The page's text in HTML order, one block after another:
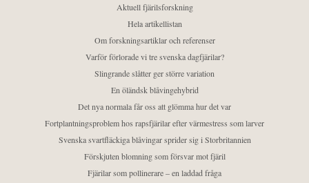
Aktuell fjärilsforskning
Hela artikellistan
Om forskningsartiklar och referenser
Varför förlorade vi tre svenska dagfjärilar?
Slingrande slåtter ger större variation
En öländsk blåvingehybrid
Det nya normala får oss att glömma hur det var
Fortplantningsproblem hos rapsfjärilar efter värmestress som larver
Svenska svartfläckiga blåvingar sprider sig i Storbritannien
Förskjuten blomning som försvar mot fjäril
Fjärilar som pollinerare – en laddad fråga